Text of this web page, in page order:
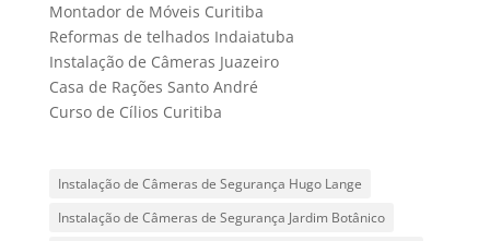
Montador de Móveis Curitiba
Reformas de telhados Indaiatuba
Instalação de Câmeras Juazeiro
Casa de Rações Santo André
Curso de Cílios Curitiba
Instalação de Câmeras de Segurança Hugo Lange
Instalação de Câmeras de Segurança Jardim Botânico